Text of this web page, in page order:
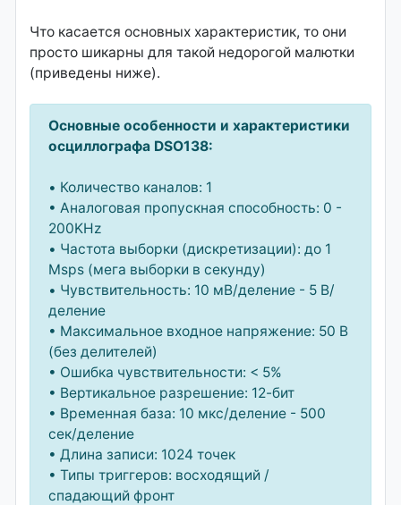
Что касается основных характеристик, то они
просто шикарны для такой недорогой малютки
(приведены ниже).
Основные особенности и характеристики
осциллографа DSO138:
• Количество каналов: 1
• Аналоговая пропускная способность: 0 -
200KHz
• Частота выборки (дискретизации): до 1
Msps (мега выборки в секунду)
• Чувствительность: 10 мВ/деление - 5 В/
деление
• Максимальное входное напряжение: 50 В
(без делителей)
• Ошибка чувствительности: < 5%
• Вертикальное разрешение: 12-бит
• Временная база: 10 мкс/деление - 500
сек/деление
• Длина записи: 1024 точек
• Типы триггеров: восходящий /
спадающий фронт